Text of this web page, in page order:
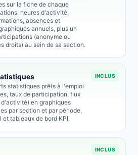
sur la fiche de chaque
heures d'activité,
absences et
annuels, plus un
(anonyme ou
droits) au sein de sa section.
statistiques prêts à l'emploi
taux de participation, flux
en graphiques
par section et par période,
et tableaux de bord KPI.
INCLUS
INCLUS